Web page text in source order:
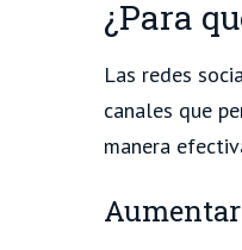
¿Para
Las redes
canales que
manera